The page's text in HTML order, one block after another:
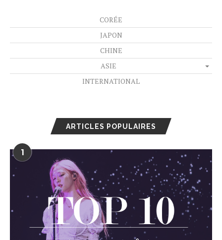
CORÉE
JAPON
CHINE
ASIE
INTERNATIONAL
ARTICLES POPULAIRES
1